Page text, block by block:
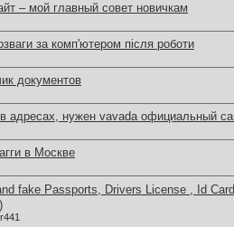
– мой главный совет новичкам
за комп'ютером після роботи
документов
адресах, нужен vavada официальный
в Москве
fake Passports, Drivers License , Id